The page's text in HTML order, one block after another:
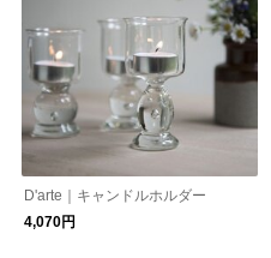
D'arte｜キャンドルホルダー
4,070円